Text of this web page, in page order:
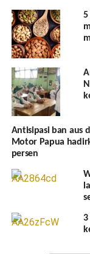
5
Antisipasi ban aus
Motor Papua
persen
3